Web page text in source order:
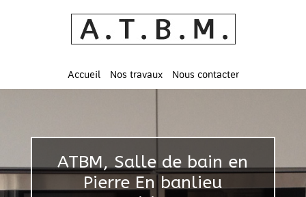
Accueil Nos travaux Nous contacter
ATBM, Salle de bain en
Pierre En banlieu